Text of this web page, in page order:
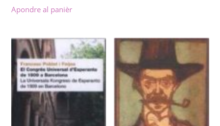
Apondre al panièr